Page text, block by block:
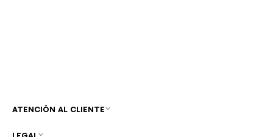
ATENCIÓN AL CLIENTE
LEGAL